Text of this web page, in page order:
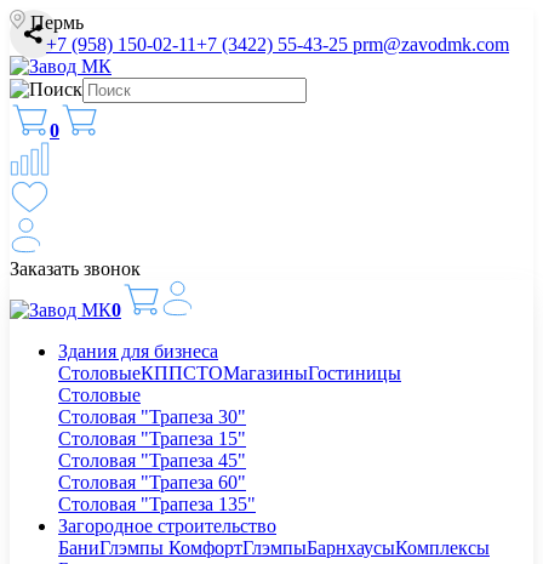
Пермь
+7 (958) 150-02-11+7 (3422) 55-43-25 prm@zavodmk.com
0
Заказать звонок
0
Здания для бизнеса
СтоловыеКППСТОМагазиныГостиницы
Столовые
Столовая "Трапеза 30"
Столовая "Трапеза 15"
Столовая "Трапеза 45"
Столовая "Трапеза 60"
Столовая "Трапеза 135"
Загородное строительство
БаниГлэмпы КомфортГлэмпыБарнхаусыКомплексы